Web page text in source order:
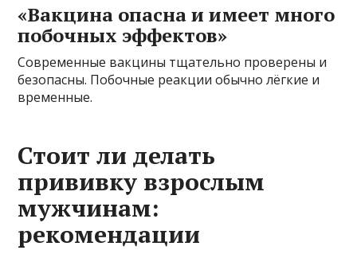
«Вакцина опасна и имеет много
побочных эффектов»
Современные вакцины тщательно проверены и
безопасны. Побочные реакции обычно лёгкие и
временные.
Стоит ли делать
прививку взрослым
мужчинам:
рекомендации